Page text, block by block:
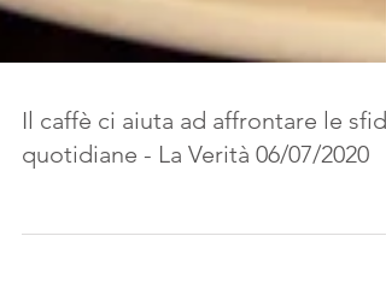
Il caffè ci aiuta ad affrontare le sfide